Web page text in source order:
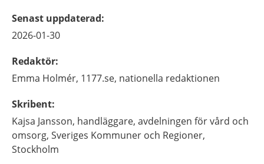
Senast uppdaterad:
2026-01-30
Redaktör:
Emma Holmér, 1177.se, nationella redaktionen
Skribent:
Kajsa Jansson, handläggare, avdelningen för vård och
omsorg, Sveriges Kommuner och Regioner,
Stockholm